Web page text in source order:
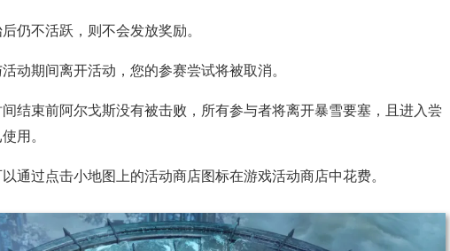
仍不活跃，则不会发放奖励。
动期间离开活动，您的参赛尝试将被取消。
结束前阿尔戈斯没有被击败，所有参与者将离开暴雪要塞，且进入尝
用。
通过点击小地图上的活动商店图标在游戏活动商店中花费。